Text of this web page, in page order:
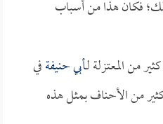
فكان هذا من أسباب
من المعتزلة لـأبي حنيفةفي
من الأحناف بمثل هذه